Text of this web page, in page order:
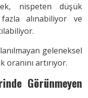
nispeten düşük
alınabiliyor ve
geleneksel
oranını artırıyor.
Görünmeyen